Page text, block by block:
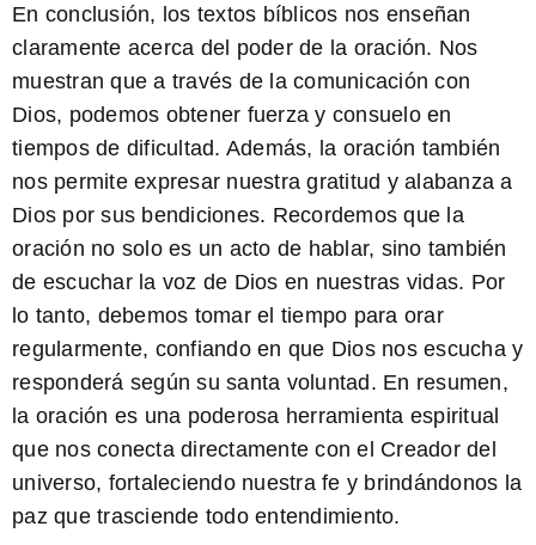
En conclusión, los textos bíblicos nos enseñan
claramente acerca del poder de la oración. Nos
muestran que a través de la comunicación con
Dios, podemos obtener fuerza y consuelo en
tiempos de dificultad. Además, la oración también
nos permite expresar nuestra gratitud y alabanza a
Dios por sus bendiciones. Recordemos que la
oración no solo es un acto de hablar, sino también
de escuchar la voz de Dios en nuestras vidas. Por
lo tanto, debemos tomar el tiempo para orar
regularmente, confiando en que Dios nos escucha y
responderá según su santa voluntad. En resumen,
la oración es una poderosa herramienta espiritual
que nos conecta directamente con el Creador del
universo, fortaleciendo nuestra fe y brindándonos la
paz que trasciende todo entendimiento.